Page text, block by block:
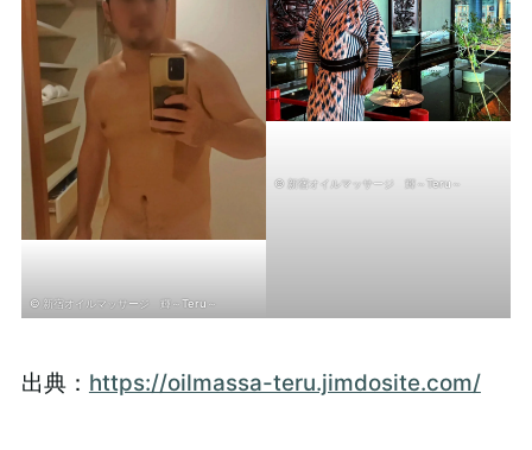
© 新宿オイルマッサージ 輝～Teru～
© 新宿オイルマッサージ 輝～Teru～
出典： https://oilmassa-teru.jimdosite.com/